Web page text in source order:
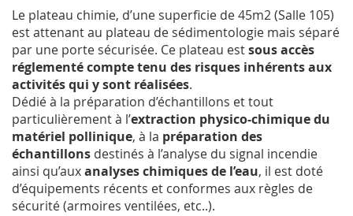
Le plateau chimie, d’une superficie de 45m2 (Salle 105)
est attenant au plateau de sédimentologie mais séparé
par une porte sécurisée. Ce plateau estsous accès
réglementé compte tenu des risques inhérents aux
activités qui y sont réalisées.
Dédié à la préparation d’échantillons et tout
particulièrement à l’extraction physico-chimique du
matériel pollinique, à la préparation des
échantillons destinés à l’analyse du signal incendie
ainsi qu’auxanalyses chimiques de l’eau, il est doté
d’équipements récents et conformes aux règles de
sécurité (armoires ventilées, etc..).